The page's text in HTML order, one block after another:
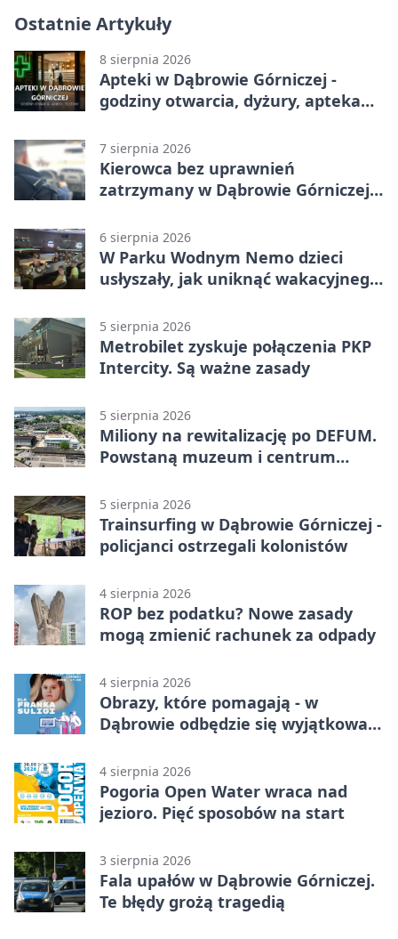
Ostatnie Artykuły
8 sierpnia 2026
Apteki w Dąbrowie Górniczej -
godziny otwarcia, dyżury, apteka
7 sierpnia 2026
Kierowca bez uprawnień
zatrzymany w Dąbrowie Górniczej.
6 sierpnia 2026
W Parku Wodnym Nemo dzieci
usłyszały, jak uniknąć wakacyjnego
5 sierpnia 2026
Metrobilet zyskuje połączenia PKP
Intercity. Są ważne zasady
5 sierpnia 2026
Miliony na rewitalizację po DEFUM.
Powstaną muzeum i centrum
5 sierpnia 2026
Trainsurfing w Dąbrowie Górniczej -
policjanci ostrzegali kolonistów
4 sierpnia 2026
ROP bez podatku? Nowe zasady
mogą zmienić rachunek za odpady
4 sierpnia 2026
Obrazy, które pomagają - w
Dąbrowie odbędzie się wyjątkowa
4 sierpnia 2026
Pogoria Open Water wraca nad
jezioro. Pięć sposobów na start
3 sierpnia 2026
Fala upałów w Dąbrowie Górniczej.
Te błędy grożą tragedią